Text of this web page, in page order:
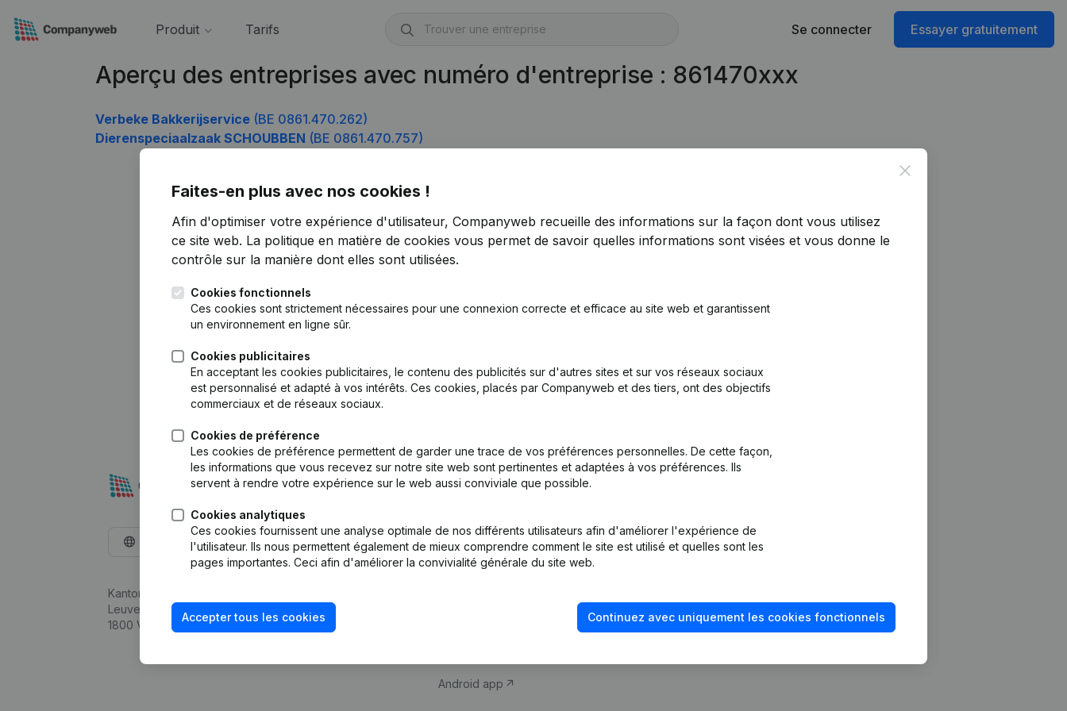
Produit Tarifs Se connecter Essayer gratuitement
Aperçu des entreprises avec numéro d'entreprise : 861470xxx
Verbeke Bakkerijservice (BE 0861.470.262)
Dierenspeciaalzaak SCHOUBBEN (BE 0861.470.757)
Close
Faites-en plus avec nos cookies !
Afin d'optimiser votre expérience d'utilisateur, Companyweb recueille des informations sur la façon dont vous utilisez
ce site web. La politique en matière de cookies vous permet de savoir quelles informations sont visées et vous donne le
contrôle sur la manière dont elles sont utilisées.
Cookies fonctionnels
Ces cookies sont strictement nécessaires pour une connexion correcte et efficace au site web et garantissent
un environnement en ligne sûr.
Cookies publicitaires
En acceptant les cookies publicitaires, le contenu des publicités sur d'autres sites et sur vos réseaux sociaux
est personnalisé et adapté à vos intérêts. Ces cookies, placés par Companyweb et des tiers, ont des objectifs
commerciaux et de réseaux sociaux.
Cookies de préférence
Les cookies de préférence permettent de garder une trace de vos préférences personnelles. De cette façon,
les informations que vous recevez sur notre site web sont pertinentes et adaptées à vos préférences. Ils
servent à rendre votre expérience sur le web aussi conviviale que possible.
Cookies analytiques
Ces cookies fournissent une analyse optimale de nos différents utilisateurs afin d'améliorer l'expérience de
l'utilisateur. Ils nous permettent également de mieux comprendre comment le site est utilisé et quelles sont les
pages importantes. Ceci afin d'améliorer la convivialité générale du site web.
Accepter tous les cookies Continuez avec uniquement les cookies fonctionnels
Français
Kantorenpark Everest
Leuvensesteenweg 248D,
1800 Vilvoorde
Produit
d’entreprise
Monitoring
Android app
fraude
Consulter des comptes annuels
Vérification de la solvabilité